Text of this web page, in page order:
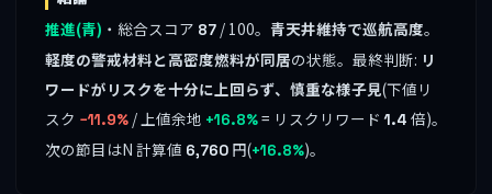
推進(青) ・総合スコア 87 / 100。 青天井維持で巡航高度。
軽度の警戒材料と高密度燃料が同居の状態。最終判断: リ
ワードがリスクを十分に上回らず、慎重な様子見(下値リ
スク −11.9% / 上値余地 +16.8%= リスクリワード1.4 倍)。
次の節目はN 計算値 6,760 円(+16.8%)。